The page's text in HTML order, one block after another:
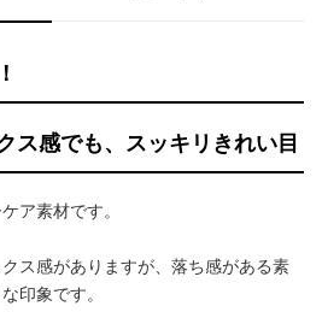
ス感でも、スッキリきれい目
ア素材です。
ス感がありますが、落ち感がある素
印象です。